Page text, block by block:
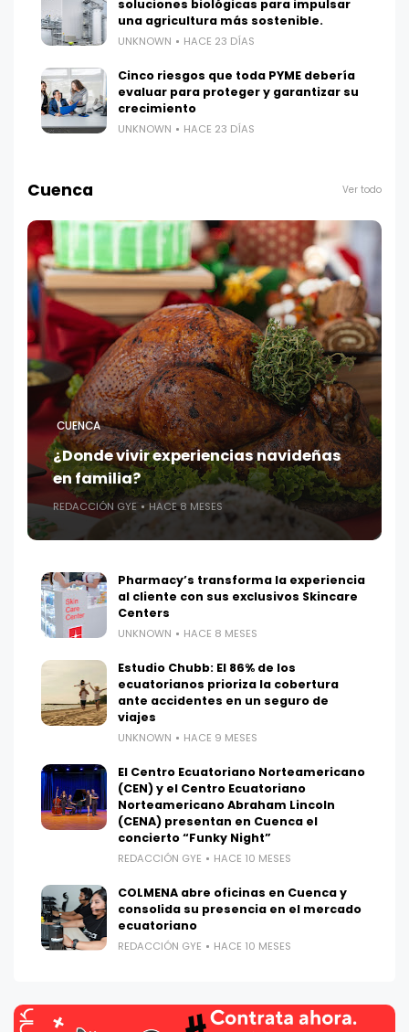
soluciones biológicas para impulsar
una agricultura más sostenible.
UNKNOWN HACE 23 DÍAS
Cinco riesgos que toda PYME debería
evaluar para proteger y garantizar su
crecimiento
UNKNOWN HACE 23 DÍAS
Cuenca Ver todo
CUENCA
¿Donde vivir experiencias navideñas
en familia?
REDACCIÓN GYE HACE 8 MESES
Pharmacy’s transforma la experiencia
al cliente con sus exclusivos Skincare
Centers
UNKNOWN HACE 8 MESES
Estudio Chubb: El 86% de los
ecuatorianos prioriza la cobertura
ante accidentes en un seguro de
viajes
UNKNOWN HACE 9 MESES
El Centro Ecuatoriano Norteamericano
(CEN) y el Centro Ecuatoriano
Norteamericano Abraham Lincoln
(CENA) presentan en Cuenca el
concierto “Funky Night”
REDACCIÓN GYE HACE 10 MESES
COLMENA abre oficinas en Cuenca y
consolida su presencia en el mercado
ecuatoriano
REDACCIÓN GYE HACE 10 MESES